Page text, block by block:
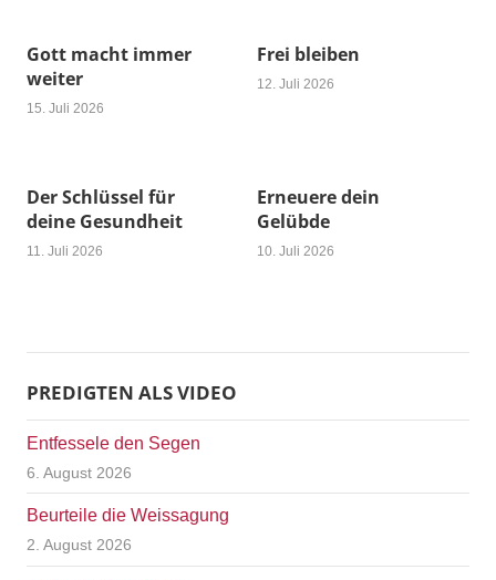
Gott macht immer
weiter
15. Juli 2026
Frei bleiben
12. Juli 2026
Der Schlüssel für
deine Gesundheit
11. Juli 2026
Erneuere dein
Gelübde
10. Juli 2026
PREDIGTEN ALS VIDEO
Entfessele den Segen
6. August 2026
Beurteile die Weissagung
2. August 2026